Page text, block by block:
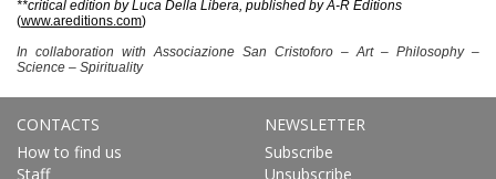
**critical edition by Luca Della Libera, published by A-R Editions
(www.areditions.com)
In collaboration with Associazione San Cristoforo – Art – Philosophy –
Science – Spirituality
CONTACTS
How to find us
Staff
NEWSLETTER
Subscribe
Unsubscribe